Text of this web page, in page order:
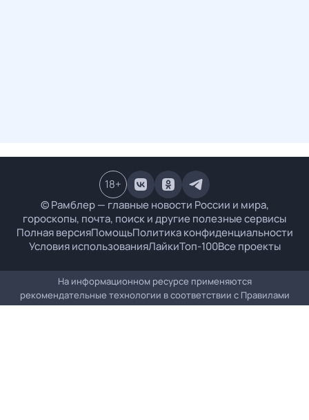
© Рамблер — главные новости России и мира,
гороскопы, почта, поиск и другие полезные сервисы
Полная версияПомощьПолитика конфиденциальности
Условия использованияЛайкиТоп-100Все проекты
18+
На информационном ресурсе применяются
рекомендательные технологии в соответствии с Правилами